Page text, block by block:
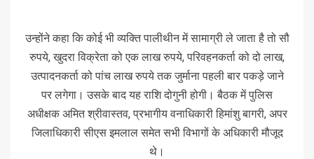
उन्होंने कहा कि कोई भी व्यक्ति पालीथीन में सामाग्री ले जाता है तो सौ
रुपये, खुदरा विक्रेता को एक लाख रुपये, परिवहनकर्ता को दो लाख,
उत्पादनकर्ता को पांच लाख रुपये तक जुर्माना पहली बार पकड़े जाने
पर लगेगा। उसके बाद यह राशि दोगुनी होगी। बैठक में पुलिस
अधीक्षक अमित श्रीवास्तव, प्रभागीय वनाधिकारी हिमांशु बागरी, अपर
जिलाधिकारी सीएस इमलाल समेत सभी विभागों के अधिकारी मौजूद
थे।